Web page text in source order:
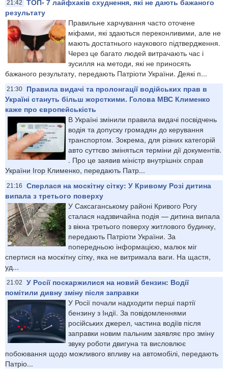
21:42
результату
Правильне харчування часто оточене
міфами, які здаються переконливими, але не
мають достатнього наукового підтвердження.
Через це багато людей витрачають час і
зусилля на методи, які не приносять
бажаного результату, передають Патріоти України. Деякі п...
21:30
Правила видачі та пролонгації водійських прав в
Україні стануть більш жорсткими. Голова МВС Клименко
каже про європейськість
В Україні змінили правила видачі посвідчень
водія та допуску громадян до керування
транспортом. Зокрема, для різних категорій
авто суттєво зміняться терміни дії документів.
. Про це заявив міністр внутрішніх справ
України Ігор Клименко, передають Патр...
21:16
Сперлася на москітну сітку: У Кривому Розі дитина
випала з третього поверху
У Саксаганському районі Кривого Рогу
сталася надзвичайна подія — дитина випала
з вікна третього поверху житлового будинку,
передають Патріоти України. За
попередньою інформацією, малюк міг
спертися на москітну сітку, яка не витримала ваги. На щастя,
уд...
21:02
У Росії поскаржилися на новий бензин: Водії
помітили дивну зміну після заправки
У Росії почали надходити перші партії
бензину з Індії. За повідомленнями
російських джерел, частина водіїв після
заправки новим пальним заявляє про зміну
звуку роботи двигуна та висловлює
побоювання щодо можливого впливу на автомобілі, передають
Патріо...